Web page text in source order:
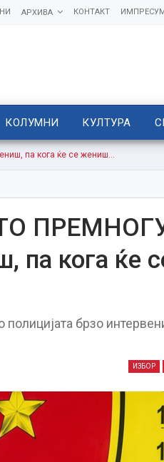
КОНТАКТ
АРХИВА
КОЛУМНИ КУЛТУРА
па кога ќе се жениш…
кога ќе
брзо
ИЗБОР